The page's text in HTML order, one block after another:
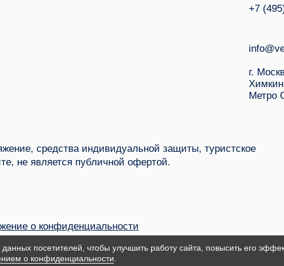
+7
г.
Метро
средства индивидуальной защиты, туристское
не является публичной офертой.
о конфиденциальности
посетителей, чтобы улучшить работу сайта, повысить его
о конфиденциальности